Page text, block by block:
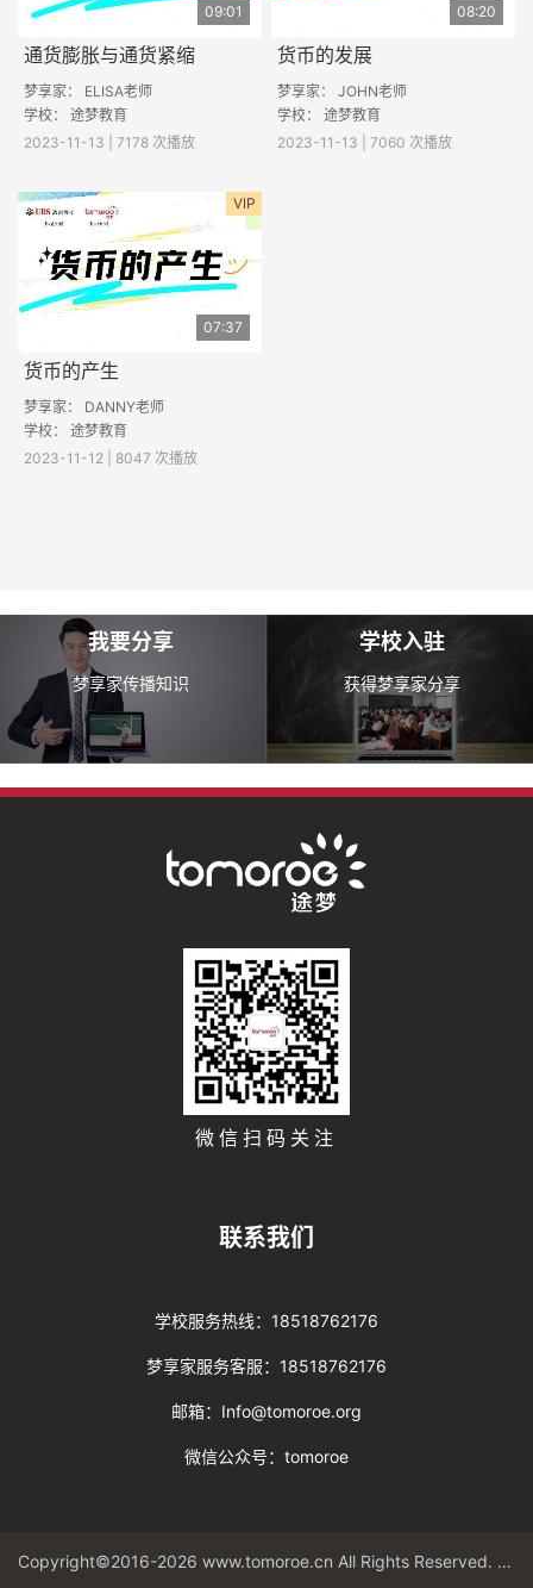
09:01
通货膨胀与通货紧缩
梦享家： ELISA老师
学校： 途梦教育
2023-11-13 | 7178 次播放
08:20
货币的发展
梦享家： JOHN老师
学校： 途梦教育
2023-11-13 | 7060 次播放
VIP
07:37
货币的产生
梦享家： DANNY老师
学校： 途梦教育
2023-11-12 | 8047 次播放
我要分享
梦享家传播知识
学校入驻
获得梦享家分享
微信扫码关注
联系我们
学校服务热线：18518762176
梦享家服务客服：18518762176
邮箱：Info@tomoroe.org
微信公众号：tomoroe
Copyright©2016-2026 www.tomoroe.cn All Rights Reserved. 途梦 版权所有